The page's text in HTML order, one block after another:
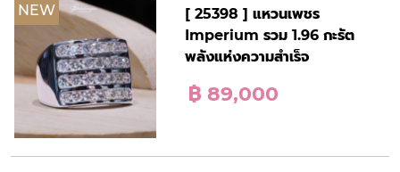
NEW
[ 25398 ] แหวนเพชร
Imperium รวม 1.96 กะรัต
พลังแห่งความสำเร็จ
฿ 89,000